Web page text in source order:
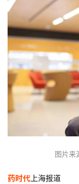
图片来
药时代 上海报道